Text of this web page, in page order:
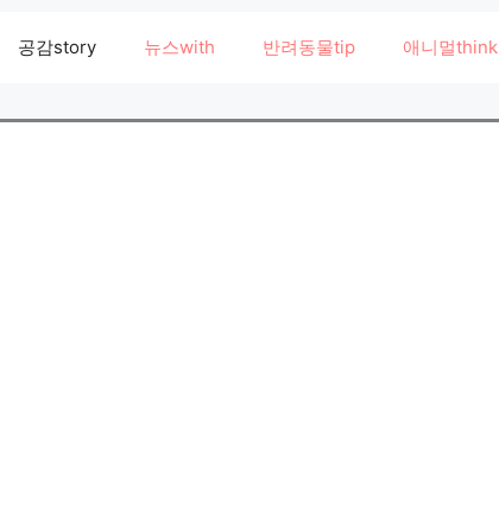
공감story 뉴스with 반려동물tip 애니멀think